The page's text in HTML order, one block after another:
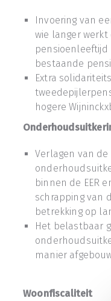
Invoering van
wie langer
pensioenleeftijd
bestaande
Extra
hogere
Verlagen van
binnen de EER
schrapping van
betrekking op
Het belastbaar
manier
Woonfiscaliteit